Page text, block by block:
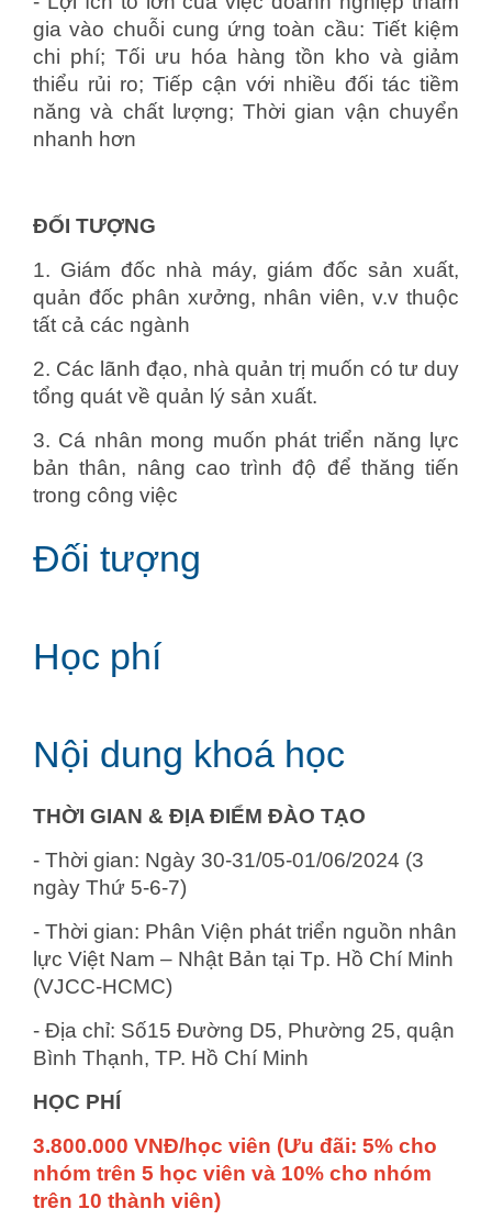
gia vào chuỗi cung ứng toàn cầu: Tiết kiệm
chi phí; Tối ưu hóa hàng tồn kho và giảm
thiểu rủi ro; Tiếp cận với nhiều đối tác tiềm
năng và chất lượng; Thời gian vận chuyển
nhanh hơn
ĐỐI TƯỢNG
1. Giám đốc nhà máy, giám đốc sản xuất,
quản đốc phân xưởng, nhân viên, v.v thuộc
tất cả các ngành
2. Các lãnh đạo, nhà quản trị muốn có tư duy
tổng quát về quản lý sản xuất.
3. Cá nhân mong muốn phát triển năng lực
bản thân, nâng cao trình độ để thăng tiến
trong công việc
Đối tượng
Học phí
Nội dung khoá học
THỜI GIAN & ĐỊA ĐIỂM ĐÀO TẠO
- Thời gian: Ngày 30-31/05-01/06/2024 (3
ngày Thứ 5-6-7)
- Thời gian: Phân Viện phát triển nguồn nhân
lực Việt Nam – Nhật Bản tại Tp. Hồ Chí Minh
(VJCC-HCMC)
- Địa chỉ: Số15 Đường D5, Phường 25, quận
Bình Thạnh, TP. Hồ Chí Minh
HỌC PHÍ
3.800.000 VNĐ/học viên (Ưu đãi: 5% cho
nhóm trên 5 học viên và 10% cho nhóm
trên 10 thành viên)